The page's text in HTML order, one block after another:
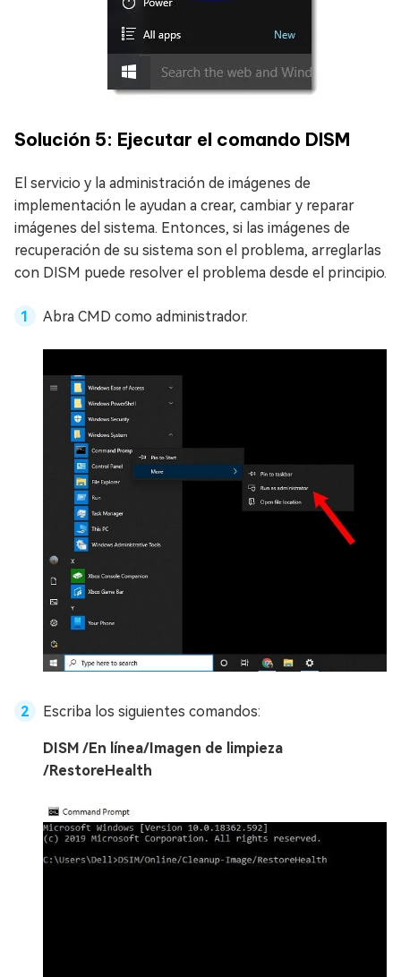
Solución 5: Ejecutar el comando DISM
El servicio y la administración de imágenes de
implementación le ayudan a crear, cambiar y reparar
imágenes del sistema. Entonces, si las imágenes de
recuperación de su sistema son el problema, arreglarlas
con DISM puede resolver el problema desde el principio.
Abra CMD como administrador.
Escriba los siguientes comandos:
DISM /En línea/Imagen de limpieza
/RestoreHealth